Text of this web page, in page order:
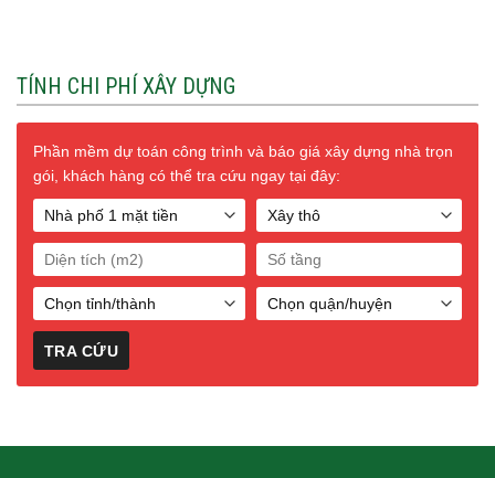
TÍNH CHI PHÍ XÂY DỰNG
Phần mềm dự toán công trình và báo giá xây dựng nhà trọn
gói, khách hàng có thể tra cứu ngay tại đây: